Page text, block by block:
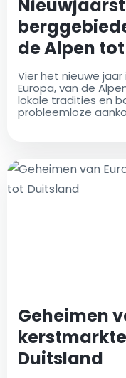
de Alpen
Vier het nieuwe
Europa, van de
lokale tradities en
probleemloze
Geheimen
Duitsland